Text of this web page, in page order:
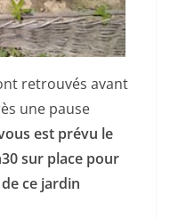
retrouvés avant
une pause
est prévu le
sur place pour
ce jardin